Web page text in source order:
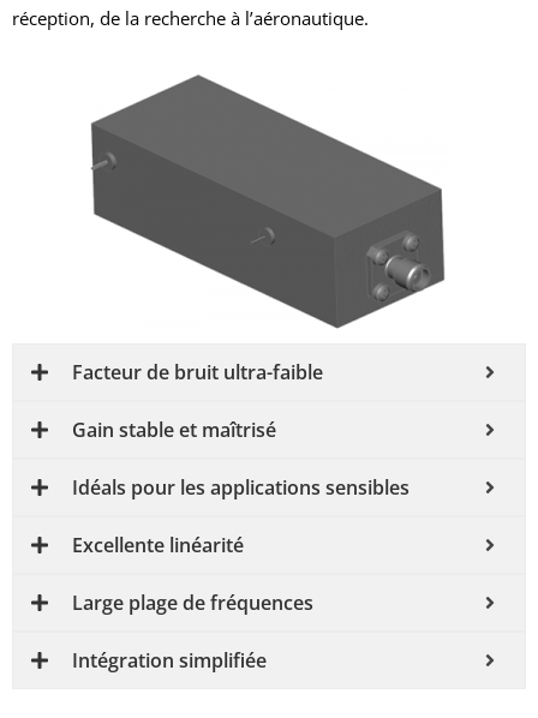
réception, de la recherche à l’aéronautique.
Facteur de bruit ultra-faible
Gain stable et maîtrisé
Idéals pour les applications sensibles
Excellente linéarité
Large plage de fréquences
Intégration simplifiée